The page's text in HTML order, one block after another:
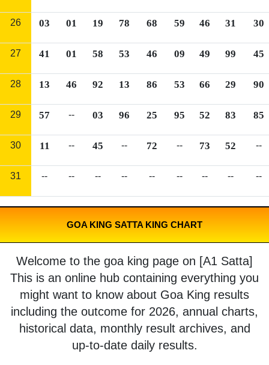
26 03 01 19 78 68 59 46 31 30
27 41 01 58 53 46 09 49 99 45
28 13 46 92 13 86 53 66 29 90
29 57 -- 03 96 25 95 52 83 85
30 11 -- 45 -- 72 -- 73 52 --
31 -- -- -- -- -- -- -- -- --
GOA KING SATTA KING CHART
Welcome to the goa king page on [A1 Satta]
This is an online hub containing everything you
might want to know about Goa King results
including the outcome for 2026, annual charts,
historical data, monthly result archives, and
up-to-date daily results.